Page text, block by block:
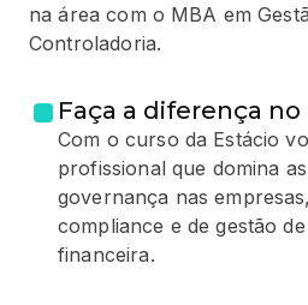
na área com o MBA em
Controladoria.
Faça a diferença
Com o curso da Estácio
profissional que domina
governança nas
compliance e de gestão
financeira.